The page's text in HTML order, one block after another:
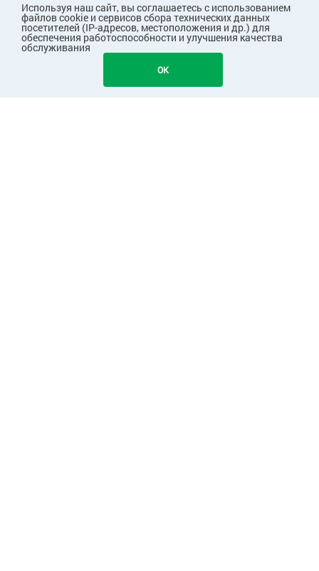
В КОРЗИНУ 1483
Используя наш сайт, вы соглашаетесь с использованием
файлов cookie и сервисов сбора технических данных
посетителей (IP-адресов, местоположения и др.) для
обеспечения работоспособности и улучшения качества
обслуживания
OK